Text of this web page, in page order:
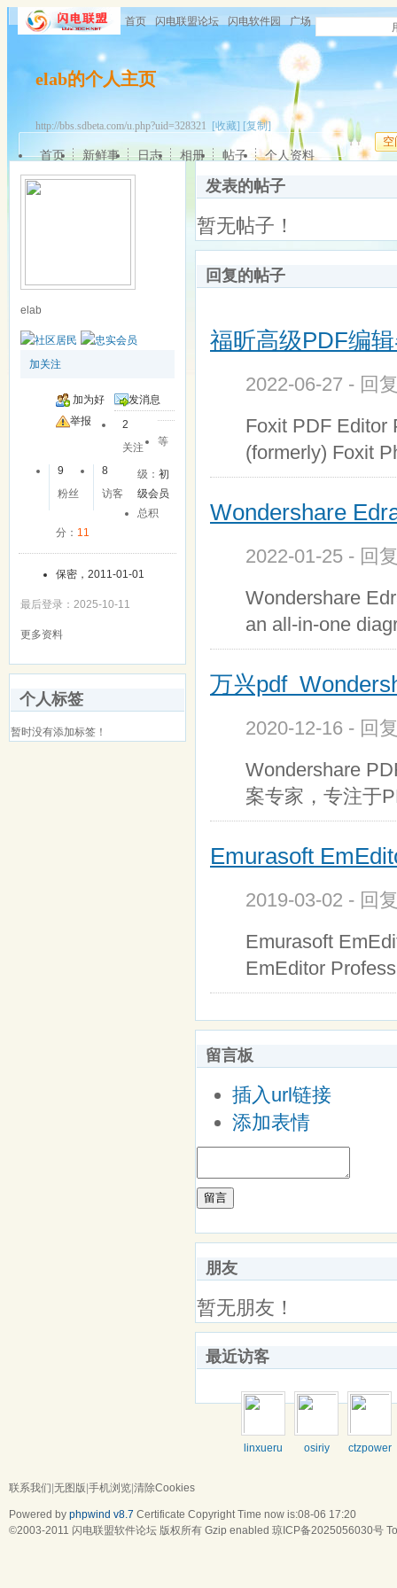
首页 闪电联盟论坛 闪电软件园 广场
elab的个人主页
http://bbs.sdbeta.com/u.php?uid=328321 [收藏] [复制]
空
首页 新鲜事 日志 相册 帖子 个人资料
elab
加关注
加为好
友
发消息
举报
2
关注
9
粉丝
8
访客
等
级：初
级会员
总积
分： 11
保密，2011-01-01
最后登录：2025-10-11
更多资料
个人标签
暂时没有添加标签！
发表的帖子
暂无帖子！
回复的帖子
福昕高级PDF编
2022-06-27 - 回
Foxit PDF Editor
(formerly) Foxit
Wondershare
2022-01-25 - 回
Wondershare
an all-in-one
万兴pdf
2020-12-16 - 回
Wondershare
案专家，专注于
Emurasoft
2019-03-02 - 回
Emurasoft
EmEditor
留言板
插入url链接
添加表情
留言
朋友
暂无朋友！
最近访客
linxueru osiriy ctzpower
联系我们 无图版 手机浏览 清除Cookies
Powered by phpwind v8.7 Certificate Copyright Time now is:08-06 17:20
©2003-2011 闪电联盟软件论坛 版权所有 Gzip enabled 琼ICP备2025056030号